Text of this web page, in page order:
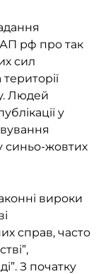
рф про так
сил
території
Людей
у
синьо-жовтих
вироки
справ, часто
З початку